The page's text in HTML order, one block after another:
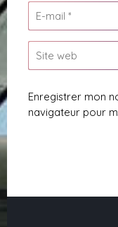
Enregistrer mon
navigateur pour